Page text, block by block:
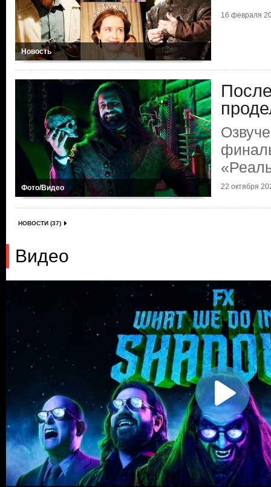
Новость
16 февраля
Фото/Видео 22 октября
НОВОСТИ (37)
Видео